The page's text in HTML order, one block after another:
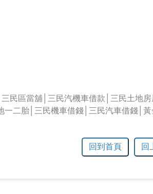
民區當舖│三民汽機車借款│三民土地
一二胎│三民機車借錢│三民汽車借錢│
回到首頁 回